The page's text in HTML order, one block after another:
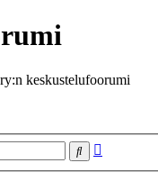
keskustelufoorumi
Etsi